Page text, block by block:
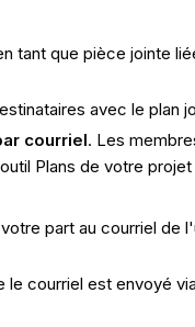
tant que pièce jointe
avec le plan
courriel. Les
Plans de votre
part au courriel de
courriel est envoyé